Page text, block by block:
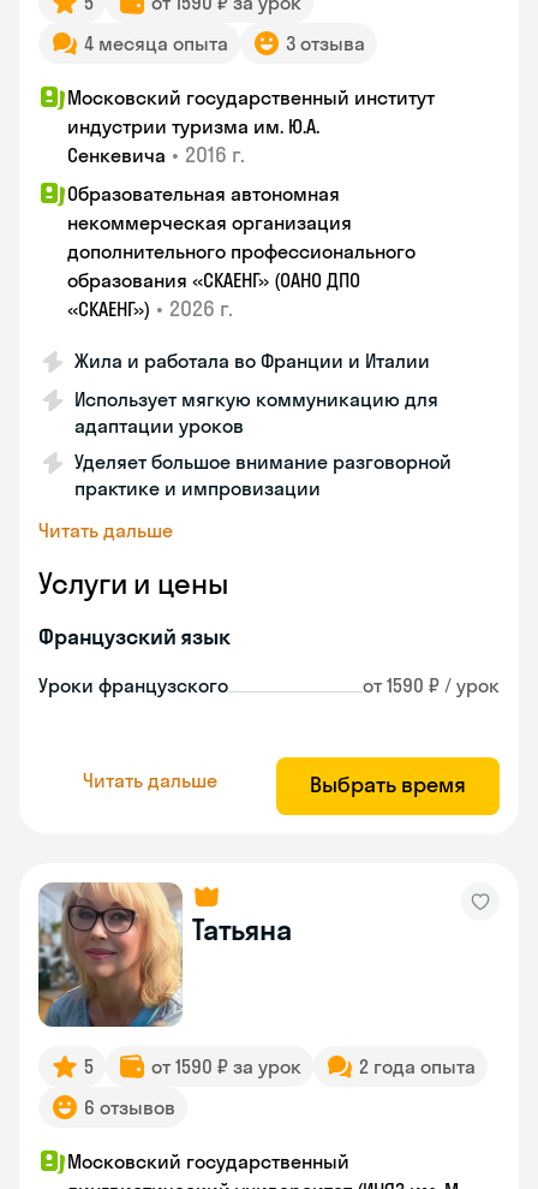
4 месяца опыта
3 отзыва
Московский государственный институт
индустрии туризма им. Ю.А.
Сенкевича • 2016 г.
Образовательная автономная
некоммерческая организация
дополнительного профессионального
образования «СКАЕНГ» (ОАНО ДПО
«СКАЕНГ») • 2026 г.
Жила и работала во Франции и Италии
Использует мягкую коммуникацию для
адаптации уроков
Уделяет большое внимание разговорной
практике и импровизации
Читать дальше
Услуги и цены
Французский язык
Уроки французского от 1590 ₽ / урок
Читать дальше Выбрать время
Татьяна
5 от 1590 ₽ за урок
2 года опыта
6 отзывов
Московский государственный